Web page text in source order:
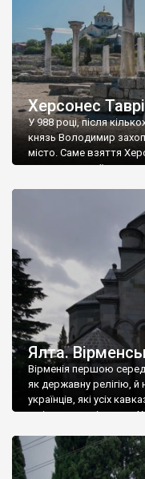
Херсонес
У 988 році, після
князь Володимир
місто. Саме взяття
диктувати свої умови
Херсонесі Володимир-
А потім було
Ялта.
Вірменія першою серед
як державну релігію, й
українців, які усіх
є відданими вірянами